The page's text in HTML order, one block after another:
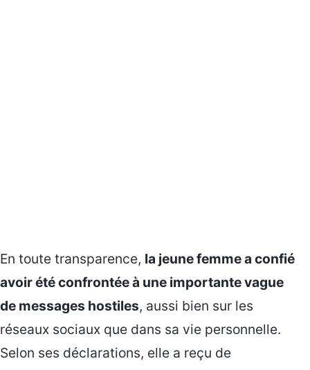
En toute transparence, la jeune femme a confié
avoir été confrontée à une importante vague
de messages hostiles, aussi bien sur les
réseaux sociaux que dans sa vie personnelle.
Selon ses déclarations, elle a reçu de